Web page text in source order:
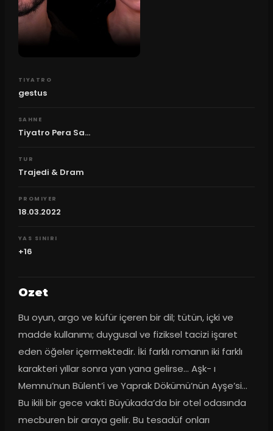
TIYATRO
gestus
SAHNE
Tiyatro Pera Sa...
TUR
Trajedi & Dram
PROMIYER
18.03.2022
YAS SINIRI
+16
Ozet
Bu oyun, argo ve küfür içeren bir dil; tütün, içki ve
madde kullanımı; duygusal ve fiziksel tacizi işaret
eden öğeler içermektedir. İki farklı romanın iki farklı
karakteri yıllar sonra yan yana gelirse… Aşk- ı
Memnu’nun Bülent’i ve Yaprak Dökümü’nün Ayşe’si…
Bu ikili bir gece vakti Büyükada’da bir otel odasında
mecburen bir araya gelir. Bu tesadüf onları